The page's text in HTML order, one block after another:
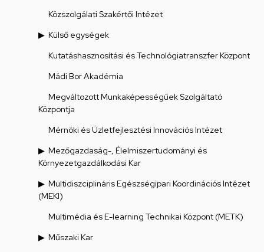
Közszolgálati Szakértői Intézet
Külső egységek
Kutatáshasznosítási és Technológiatranszfer Központ
Mádi Bor Akadémia
Megváltozott Munkaképességűek Szolgáltató
Központja
Mérnöki és Üzletfejlesztési Innovációs Intézet
Mezőgazdaság-, Élelmiszertudományi és
Környezetgazdálkodási Kar
Multidiszciplináris Egészségipari Koordinációs Intézet
(MEKI)
Multimédia és E-learning Technikai Központ (METK)
Műszaki Kar